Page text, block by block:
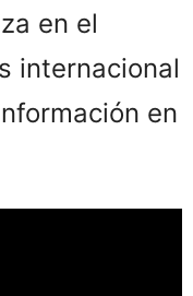
en el
internacional
en